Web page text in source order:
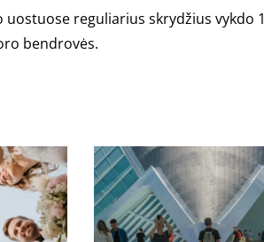
uostuose reguliarius skrydžius
bendrovės.